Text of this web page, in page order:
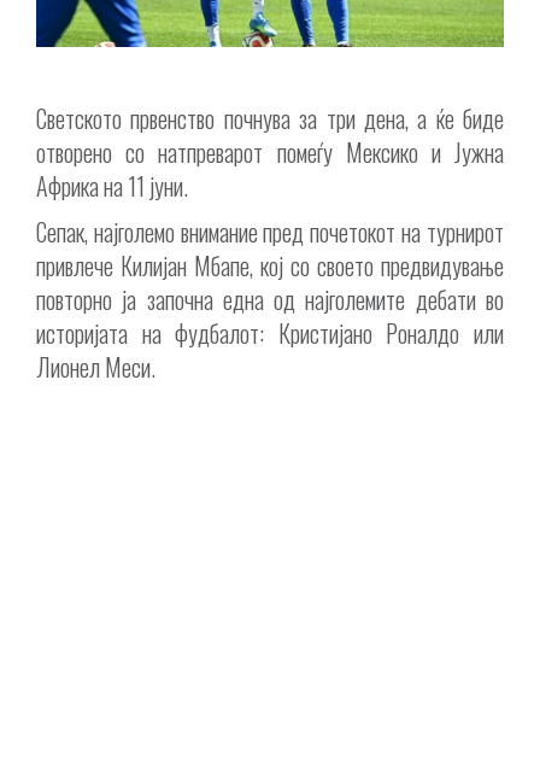
Светското првенство почнува за три дена, а ќе биде
отворено со натпреварот помеѓу Мексико и Јужна
Африка на 11 јуни.
Сепак, најголемо внимание пред почетокот на турнирот
привлече Килијан Мбапе, кој со своето предвидување
повторно ја започна една од најголемите дебати во
историјата на фудбалот: Кристијано Роналдо или
Лионел Меси.